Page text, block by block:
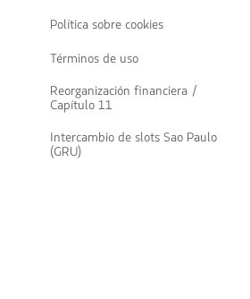
Política sobre cookies
Términos de uso
Reorganización financiera /
Capítulo 11
Intercambio de slots Sao Paulo
(GRU)